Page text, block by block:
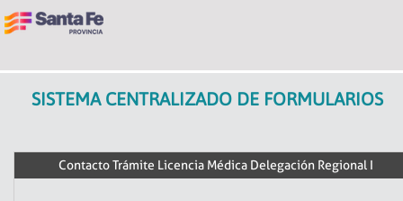
SISTEMA CENTRALIZADO DE FORMULARIOS
Contacto Trámite Licencia Médica Delegación Regional I